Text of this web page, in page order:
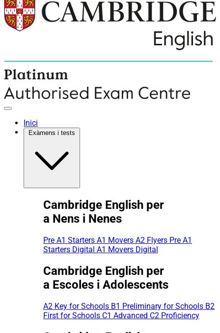
Inici
Cambridge English per
a Nens i Nenes
Pre A1 Starters A1 Movers A2 Flyers Pre A1
Starters Digital A1 Movers Digital
Cambridge English per
a Escoles i Adolescents
A2 Key for Schools B1 Preliminary for Schools B2
First for Schools C1 Advanced C2 Proficiency